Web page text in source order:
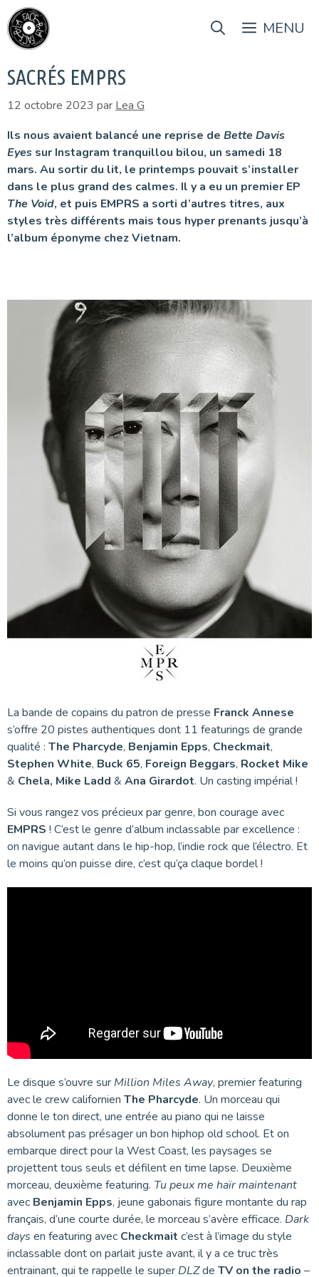
Aller
au
contenu
MENU
SACRÉS EMPRS
12 octobre 2023 par Lea G
Ils nous avaient balancé une reprise de Bette Davis
Eyes sur Instagram tranquillou bilou, un samedi 18
mars. Au sortir du lit, le printemps pouvait s’installer
dans le plus grand des calmes. Il y a eu un premier EP
The Void, et puis EMPRS a sorti d’autres titres, aux
styles très différents mais tous hyper prenants jusqu’à
l’album éponyme chez Vietnam.
La bande de copains du patron de presse Franck Annese
s’offre 20 pistes authentiques dont 11 featurings de grande
qualité : The Pharcyde, Benjamin Epps, Checkmait,
Stephen White, Buck 65, Foreign Beggars, Rocket Mike
& Chela, Mike Ladd & Ana Girardot. Un casting impérial !
Si vous rangez vos précieux par genre, bon courage avec
EMPRS ! C’est le genre d’album inclassable par excellence :
on navigue autant dans le hip-hop, l’indie rock que l’électro. Et
le moins qu’on puisse dire, c’est qu’ça claque bordel !
Le disque s’ouvre sur Million Miles Away, premier featuring
avec le crew californien The Pharcyde. Un morceau qui
donne le ton direct, une entrée au piano qui ne laisse
absolument pas présager un bon hiphop old school. Et on
embarque direct pour la West Coast, les paysages se
projettent tous seuls et défilent en time lapse. Deuxième
morceau, deuxième featuring. Tu peux me haïr maintenant
avec Benjamin Epps, jeune gabonais figure montante du rap
français, d’une courte durée, le morceau s’avère efficace. Dark
days en featuring avec Checkmait c’est à l’image du style
inclassable dont on parlait juste avant, il y a ce truc très
entrainant, qui te rappelle le super DLZde TV on the radio –